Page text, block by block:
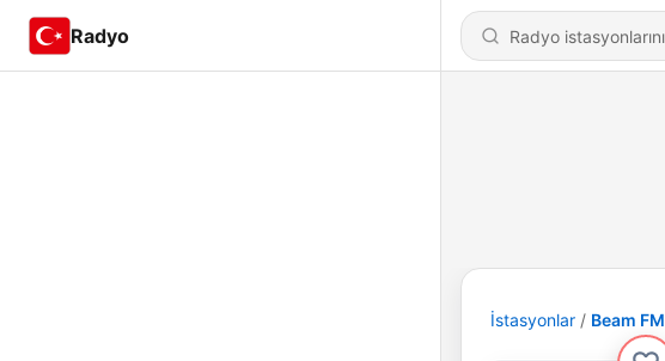
Radyo
İstasyonlar Beam FM